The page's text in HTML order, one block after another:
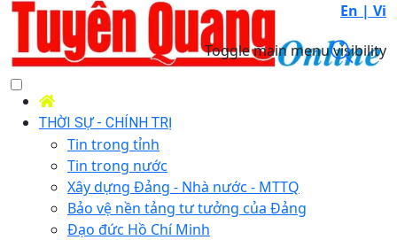
En | Vi
Toggle main menu visibility
THỜI SỰ - CHÍNH TRỊ
Tin trong tỉnh
Tin trong nước
Xây dựng Đảng - Nhà nước - MTTQ
Bảo vệ nền tảng tư tưởng của Đảng
Đạo đức Hồ Chí Minh